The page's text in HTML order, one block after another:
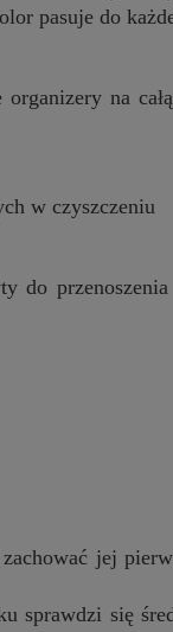
pasuje do
na
w czyszczeniu
do
jej
sprawdzi się